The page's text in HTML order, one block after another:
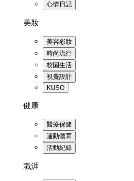
心情日記
美妝
美容彩妝
時尚流行
校園生活
視覺設計
KUSO
健康
醫療保健
運動體育
活動紀錄
職涯